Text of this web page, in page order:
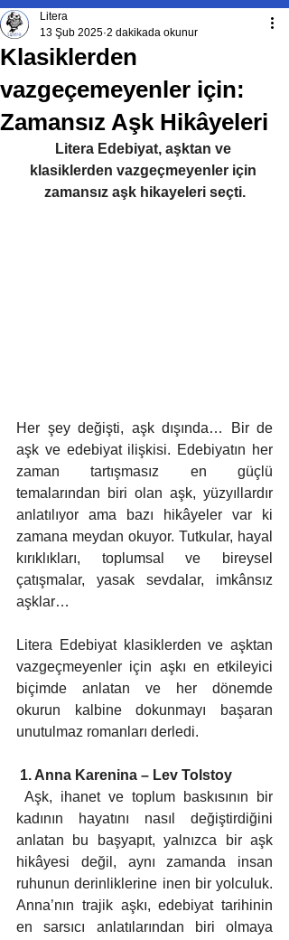
Klasiklerden
vazgeçemeyenler için:
Zamansız Aşk Hikâyeleri
Litera
13 Şub 2025 2 dakikada okunur
Litera Edebiyat, aşktan ve
klasiklerden vazgeçmeyenler için
zamansız aşk hikayeleri seçti.
Her şey değişti, aşk dışında… Bir de
aşk ve edebiyat ilişkisi. Edebiyatın her
zaman tartışmasız en güçlü
temalarından biri olan aşk, yüzyıllardır
anlatılıyor ama bazı hikâyeler var ki
zamana meydan okuyor. Tutkular, hayal
kırıklıkları, toplumsal ve bireysel
çatışmalar, yasak sevdalar, imkânsız
aşklar…
Litera Edebiyat klasiklerden ve aşktan
vazgeçmeyenler için aşkı en etkileyici
biçimde anlatan ve her dönemde
okurun kalbine dokunmayı başaran
unutulmaz romanları derledi.
1. Anna Karenina – Lev Tolstoy
Aşk, ihanet ve toplum baskısının bir
kadının hayatını nasıl değiştirdiğini
anlatan bu başyapıt, yalnızca bir aşk
hikâyesi değil, aynı zamanda insan
ruhunun derinliklerine inen bir yolculuk.
Anna’nın trajik aşkı, edebiyat tarihinin
en sarsıcı anlatılarından biri olmaya